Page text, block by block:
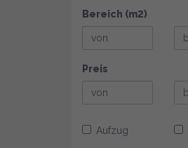
Bereich (m2)
Preis
Aufzug